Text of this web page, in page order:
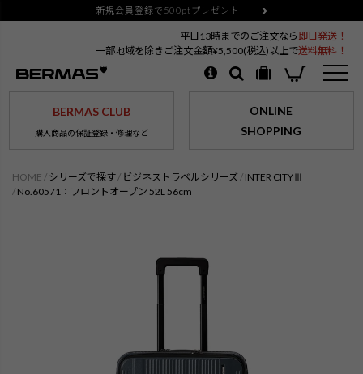
新規会員登録で500ptプレゼント
平日13時までのご注文なら 即日発送！
一部地域を除きご注文金額¥5,500(税込)以上で送料無料！
BERMAS CLUB
購入商品の保証登録・修理など
ONLINE
SHOPPING
HOME シリーズで探す ビジネストラベルシリーズ
INTER CITYⅢ
No.60571：フロントオープン 52L 56cm